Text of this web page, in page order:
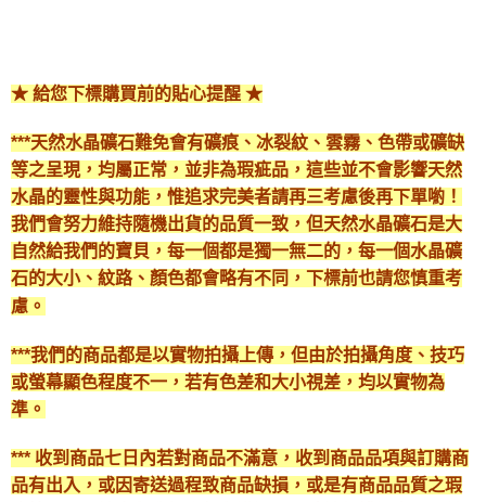
★ 給您下標購買前的貼心提醒 ★
***天然水晶礦石難免會有礦痕、冰裂紋、雲霧、色帶或礦缺
等之呈現，均屬正常，並非為瑕疵品，這些並不會影響天然
水晶的靈性與功能，惟追求完美者請再三考慮後再下單喲！
我們會努力維持隨機出貨的品質一致，但天然水晶礦石是大
自然給我們的寶貝，每一個都是獨一無二的，每一個水晶礦
石的大小、紋路、顏色都會略有不同，下標前也請您慎重考
慮。
***我們的商品都是以實物拍攝上傳，但由於拍攝角度、技巧
或螢幕顯色程度不一，若有色差和大小視差，均以實物為
準。
*** 收到商品七日內若對商品不滿意，收到商品品項與訂購商
品有出入，或因寄送過程致商品缺損，或是有商品品質之瑕